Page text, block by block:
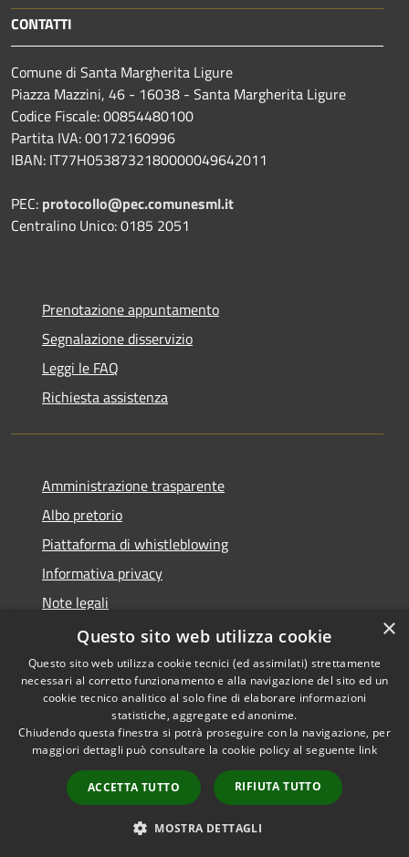
CONTATTI
Comune di Santa Margherita Ligure
Piazza Mazzini, 46 - 16038 - Santa Margherita Ligure
Codice Fiscale: 00854480100
Partita IVA: 00172160996
IBAN: IT77H0538732180000049642011
PEC: protocollo@pec.comunesml.it
Centralino Unico: 0185 2051
Prenotazione appuntamento
Segnalazione disservizio
Leggi le FAQ
Richiesta assistenza
Amministrazione trasparente
Albo pretorio
Piattaforma di whistleblowing
Informativa privacy
Note legali
Dichiarazione di accessibilità
RSS
Accessibilità
Mappa del sito
© 2022 • Comune di Santa
Margherita Ligure •
Powered by
Municipium•
Accesso
Area Riservata
×
Questo sito web utilizza cookie
Questo sito web utilizza cookie tecnici (ed assimilati) strettamente
necessari al corretto funzionamento e alla navigazione del sito ed un
cookie tecnico analitico al solo fine di elaborare informazioni
statistiche, aggregate ed anonime.
Chiudendo questa finestra si potrà proseguire con la navigazione, per
maggiori dettagli può consultare la cookie policy al seguente link
ACCETTA TUTTO RIFIUTA TUTTO
MOSTRA DETTAGLI